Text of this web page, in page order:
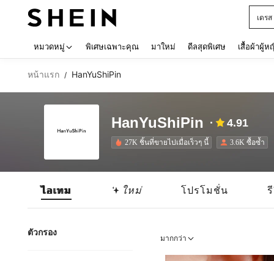
เด็ก
หมวดหมู่ พิเศษเฉพาะคุณ มาใหม่ ดีลสุดพิเศษ เสื้อผ้าผู้ห
หน้าแรก / HanYuShiPin
HanYuShiPin 4.91
27K ชิ้นที่ขายไปเมื่อเร็วๆ นี้ 3.6K ซื้อซ้ำ
ไอเทม ใหม่ โปรโมชั่น
ตัวกรอง
มากกว่า